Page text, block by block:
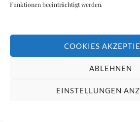
Funktionen beeinträchtigt werden.
COOKIES
ABLEHNEN
EINSTELLUNGEN
Ist Ernest Hemingway
Ernest Hemingway und